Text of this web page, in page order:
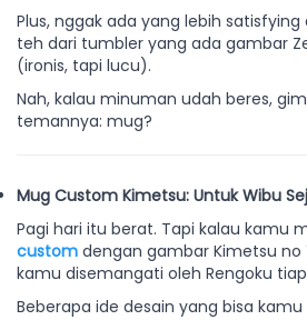
Plus, nggak ada yang lebih
teh dari tumbler yang ada gambar
(ironis, tapi lucu).
Nah, kalau minuman udah beres,
temannya: mug?
Mug Custom Kimetsu: Untuk Wibu
Pagi hari itu berat. Tapi kalau kamu
custom dengan gambar Kimetsu no
kamu disemangati oleh Rengoku
Beberapa ide desain yang bisa kamu